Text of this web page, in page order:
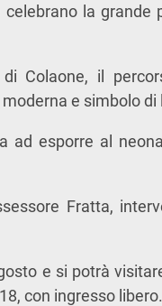
la grande
Colaone, il
e simbolo
ad esporre al
Fratta,
e si potrà
con ingresso libero.